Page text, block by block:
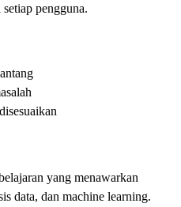
pengguna.
yang menawarkan
data, dan machine learning.